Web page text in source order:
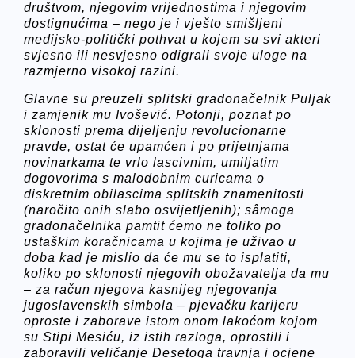
društvom, njegovim vrijednostima i njegovim
dostignućima – nego je i vješto smišljeni
medijsko-politički pothvat u kojem su svi akteri
svjesno ili nesvjesno odigrali svoje uloge na
razmjerno visokoj razini.
Glavne su preuzeli splitski gradonačelnik Puljak
i zamjenik mu Ivošević. Potonji, poznat po
sklonosti prema dijeljenju revolucionarne
pravde, ostat će upamćen i po prijetnjama
novinarkama te vrlo lascivnim, umiljatim
dogovorima s malodobnim curicama o
diskretnim obilascima splitskih znamenitosti
(naročito onih slabo osvijetljenih); sâmoga
gradonačelnika pamtit ćemo ne toliko po
ustaškim koračnicama u kojima je uživao u
doba kad je mislio da će mu se to isplatiti,
koliko po sklonosti njegovih obožavatelja da mu
– za račun njegova kasnijeg njegovanja
jugoslavenskih simbola – pjevačku karijeru
oproste i zaborave istom onom lakoćom kojom
su Stipi Mesiću, iz istih razloga, oprostili i
zaboravili veličanje Desetoga travnja i ocjene